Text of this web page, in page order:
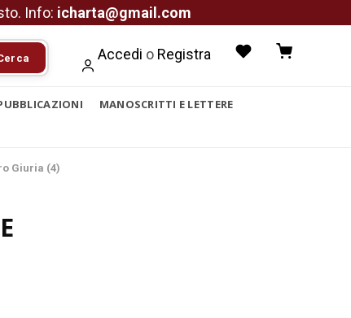
Info: icharta@gmail.com
Accedi o Registra
MANOSCRITTI E LETTERE
Giuria (4)